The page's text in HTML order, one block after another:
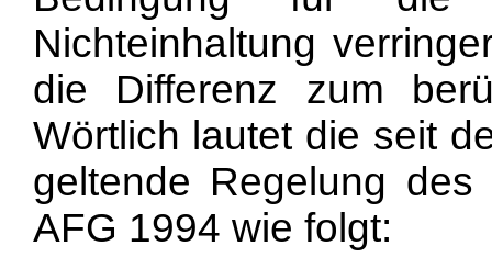
Nichteinhaltung
die Differenz zum
Wörtlich lautet die seit
geltende Regelung
AFG 1994 wie folgt: